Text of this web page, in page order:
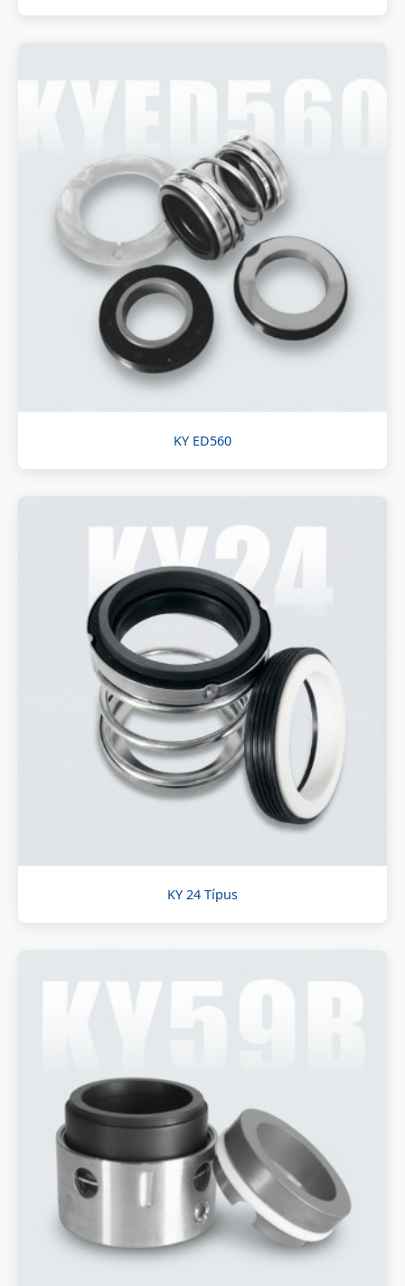
KY ED560
KY 24 Típus